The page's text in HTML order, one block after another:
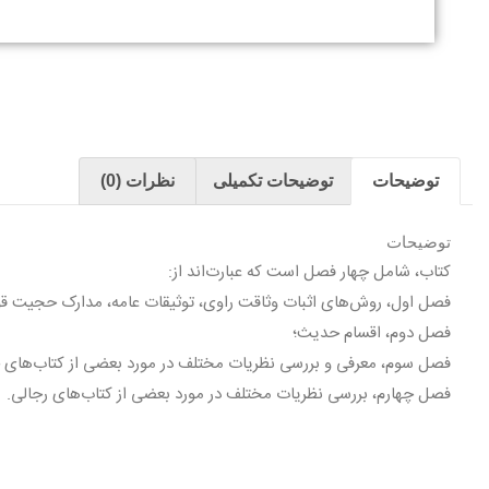
توضیحات توضیحات تکمیلی نظرات (0)
توضیحات
کتاب، شامل چهار فصل است که عبارت‌اند از:
فصل اول، روش‌های اثبات وثاقت راوی، توثیقات عامه، مدارک حجیت
فصل دوم، اقسام حدیث؛
فصل سوم، معرفی و بررسی نظریات مختلف در مورد بعضی از کتاب‌های
فصل چهارم، بررسی نظریات مختلف در مورد بعضی از کتاب‌های رجالی.